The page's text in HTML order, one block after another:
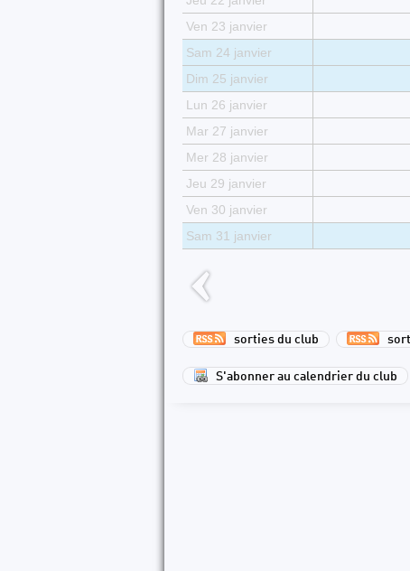
Ven 23 janvier
Sam 24 janvier
Dim 25 janvier
Lun 26 janvier
Mar 27 janvier
Mer 28 janvier
Jeu 29 janvier
Ven 30 janvier
Sam 31 janvier
sorties du club
S'abonner au calendrier du club